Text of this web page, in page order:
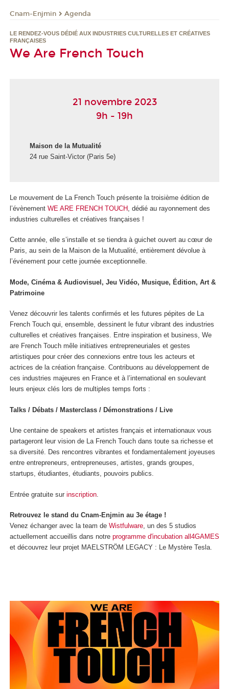
Cnam-Enjmin Agenda
LE RENDEZ-VOUS DÉDIÉ AUX INDUSTRIES CULTURELLES ET CRÉATIVES
FRANÇAISES
We Are French Touch
21 novembre 2023
9h - 19h
Maison de la Mutualité
24 rue Saint-Victor (Paris 5e)
Le mouvement de La French Touch présente la troisième édition de
l’évènement WE ARE FRENCH TOUCH , dédié au rayonnement des
industries culturelles et créatives françaises !
Cette année, elle s’installe et se tiendra à guichet ouvert au cœur de
Paris, au sein de la Maison de la Mutualité, entièrement dévolue à
l’événement pour cette journée exceptionnelle.
Mode, Cinéma & Audiovisuel, Jeu Vidéo, Musique, Édition, Art &
Patrimoine
Venez découvrir les talents confirmés et les futures pépites de La
French Touch qui, ensemble, dessinent le futur vibrant des industries
culturelles et créatives françaises. Entre inspiration et business, We
are French Touch mêle initiatives entrepreneuriales et gestes
artistiques pour créer des connexions entre tous les acteurs et
actrices de la création française. Contribuons au développement de
ces industries majeures en France et à l’international en soulevant
leurs enjeux clés lors de multiples temps forts :
Talks / Débats / Masterclass / Démonstrations / Live
Une centaine de speakers et artistes français et internationaux vous
partageront leur vision de La French Touch dans toute sa richesse et
sa diversité. Des rencontres vibrantes et fondamentalement joyeuses
entre entrepreneurs, entrepreneuses, artistes, grands groupes,
startups, étudiantes, étudiants, pouvoirs publics.
Entrée gratuite sur inscription
Retrouvez le stand du Cnam-Enjmin au 3e étage !
Venez échanger avec la team de Wistfulware, un des 5 studios
actuellement accueillis dans notre programme d'incubation all4GAMES
et découvrez leur projet MAELSTRÖM LEGACY : Le Mystère Tesla.